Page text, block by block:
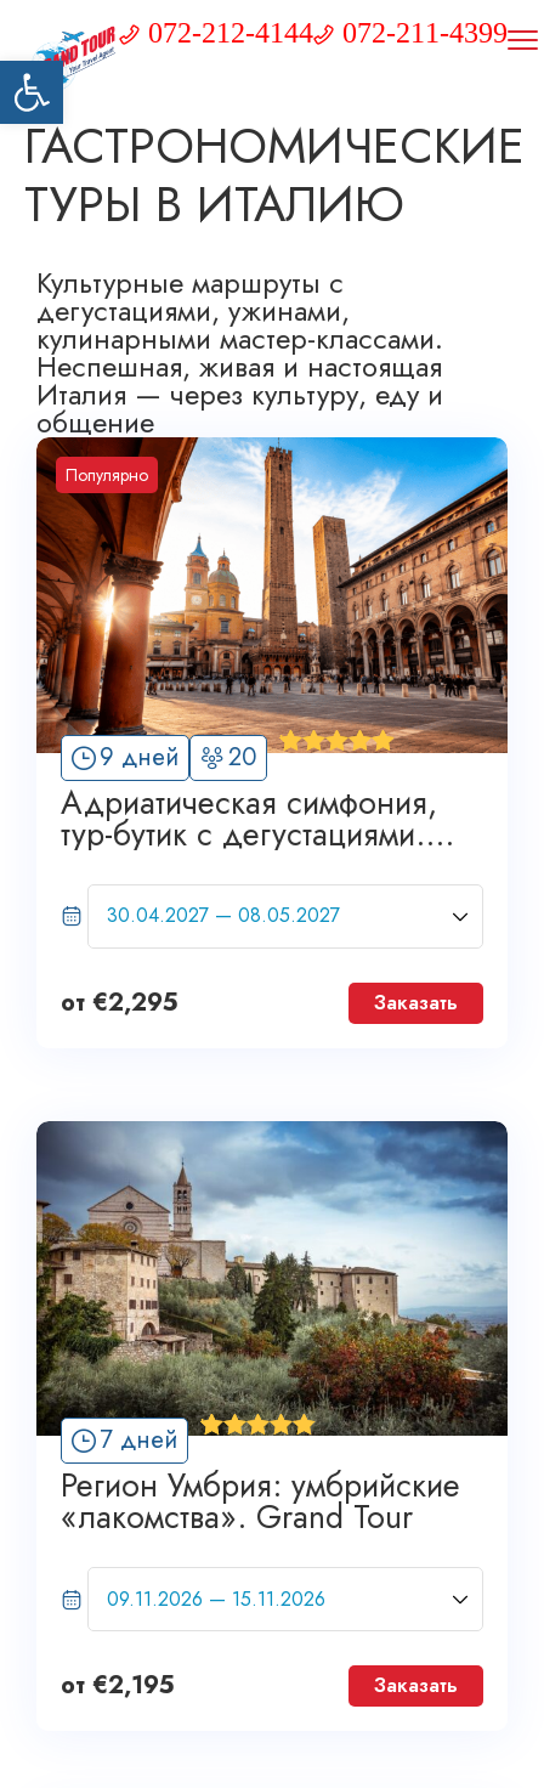
Открыть панель инструментов
072-212-4144 072-211-4399
ГАСТРОНОМИЧЕСКИЕ
ТУРЫ В ИТАЛИЮ
Культурные маршруты с
дегустациями, ужинами,
кулинарными мастер-классами.
Неспешная, живая и настоящая
Италия — через культуру, еду и
общение
Популярно
9 дней 20 '
Адриатическая симфония,
тур-бутик с дегустациями.
GRAND TOUR
от €2,295 Заказать
7 дней '
Регион Умбрия: умбрийские
«лакомства». Grand Tour
от €2,195 Заказать